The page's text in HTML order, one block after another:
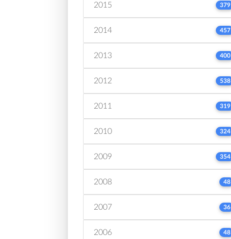
2015 379
2014 457
2013 400
2012 538
2011 319
2010 324
2009 354
2008 48
2007 36
2006 48